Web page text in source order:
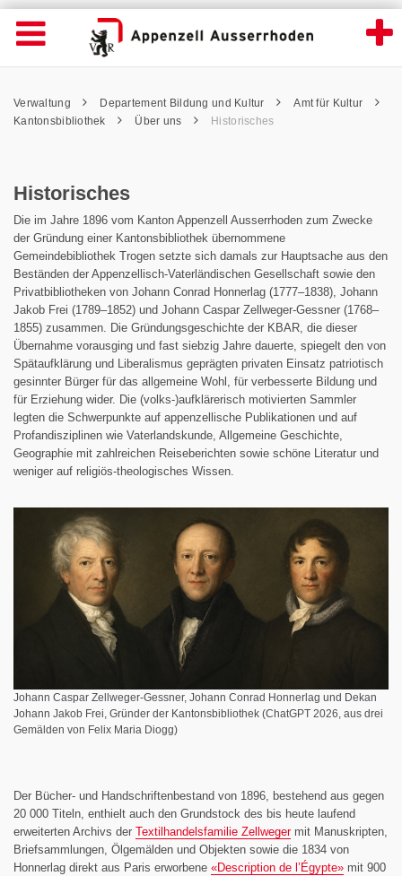
Historisches - Appenzell Ausserrhoden
Wichtige
Seiten
Home
Inhalt
Kontakt
Navigation öffnen
Inhalt
Pfadnavigation
Verwaltung Departement Bildung und Kultur
Amt für Kultur
Kantonsbibliothek
Über uns Historisches
Historisches
Die im Jahre 1896 vom Kanton Appenzell Ausserrhoden zum Zwecke
der Gründung einer Kantonsbibliothek übernommene
Gemeindebibliothek Trogen setzte sich damals zur Hauptsache aus den
Beständen der Appenzellisch-Vaterländischen Gesellschaft sowie den
Privatbibliotheken von Johann Conrad Honnerlag (1777–1838), Johann
Jakob Frei (1789–1852) und Johann Caspar Zellweger-Gessner (1768–
1855) zusammen. Die Gründungsgeschichte der KBAR, die dieser
Übernahme vorausging und fast siebzig Jahre dauerte, spiegelt den von
Spätaufklärung und Liberalismus geprägten privaten Einsatz patriotisch
gesinnter Bürger für das allgemeine Wohl, für verbesserte Bildung und
für Erziehung wider. Die (volks-)aufklärerisch motivierten Sammler
legten die Schwerpunkte auf appenzellische Publikationen und auf
Profandisziplinen wie Vaterlandskunde, Allgemeine Geschichte,
Geographie mit zahlreichen Reiseberichten sowie schöne Literatur und
weniger auf religiös-theologisches Wissen.
Johann Caspar Zellweger-Gessner, Johann Conrad Honnerlag und Dekan
Johann Jakob Frei, Gründer der Kantonsbibliothek (ChatGPT 2026, aus drei
Gemälden von Felix Maria Diogg)
Der Bücher- und Handschriftenbestand von 1896, bestehend aus gegen
20 000 Titeln, enthielt auch den Grundstock des bis heute laufend
erweiterten Archivs der Textilhandelsfamilie Zellwegermit Manuskripten,
Briefsammlungen, Ölgemälden und Objekten sowie die 1834 von
Honnerlag direkt aus Paris erworbene «Description de l’Égypte» mit 900